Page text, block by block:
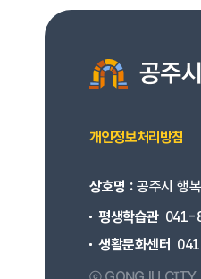
개인정보처리방침
상호명 :공주시 행
평생학습관 041-
생활문화센터